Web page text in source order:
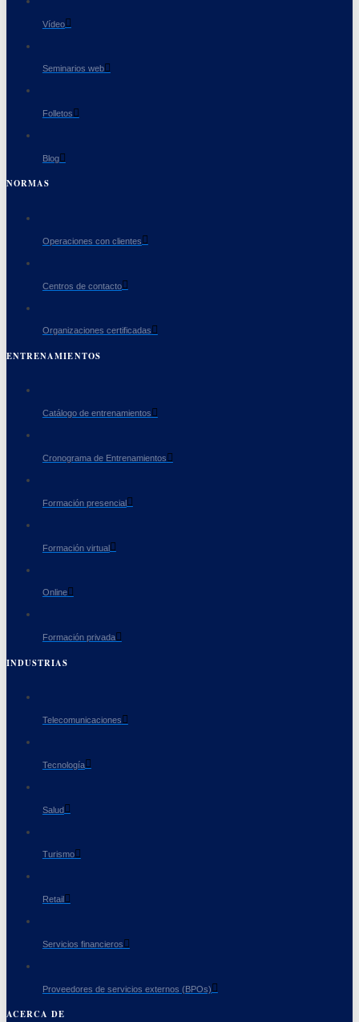
Vídeo
Seminarios web
Folletos
Blog
NORMAS
Operaciones con clientes
Centros de contacto
Organizaciones certificadas
ENTRENAMIENTOS
Catálogo de entrenamientos
Cronograma de Entrenamientos
Formación presencial
Formación virtual
Online
Formación privada
INDUSTRIAS
Telecomunicaciones
Tecnología
Salud
Turismo
Retail
Servicios financieros
Proveedores de servicios externos (BPOs)
ACERCA DE